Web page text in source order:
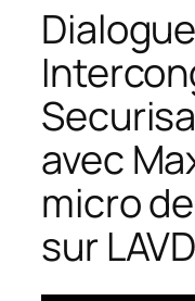
Dialogue
avec
micro
sur